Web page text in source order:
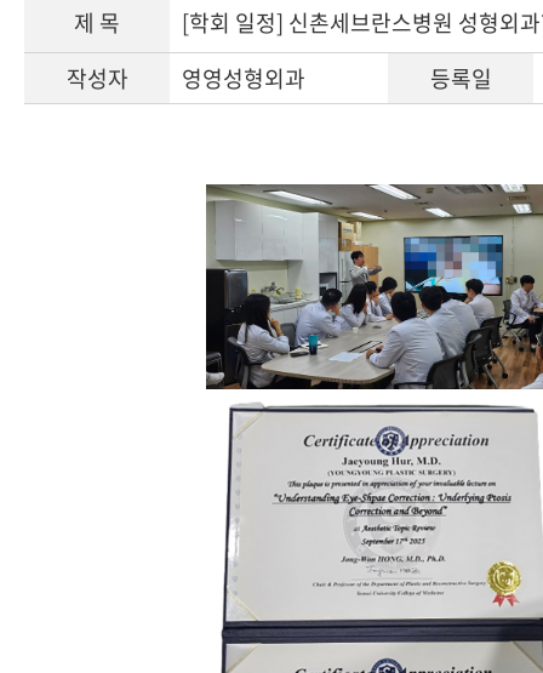
제 목
[학회 일정] 신촌세브란스병원 성형외
작성자
영영성형외과 등록일